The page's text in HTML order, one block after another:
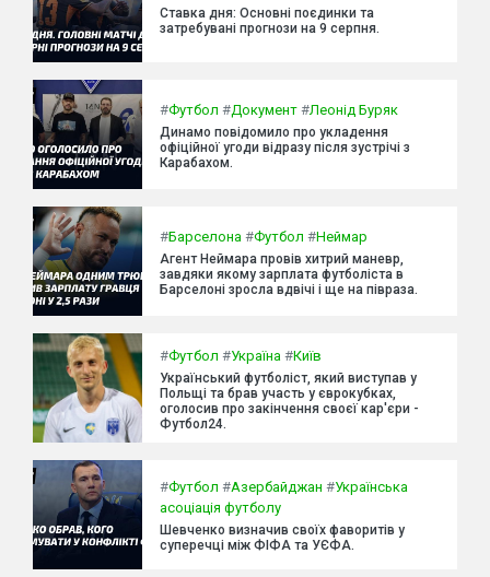
Ставка дня: Основні поєдинки та
затребувані прогнози на 9 серпня.
#Футбол #Документ #Леонід Буряк
Динамо повідомило про укладення
офіційної угоди відразу після зустрічі з
Карабахом.
#Барселона #Футбол #Неймар
Агент Неймара провів хитрий маневр,
завдяки якому зарплата футболіста в
Барселоні зросла вдвічі і ще на півраза.
#Футбол #Україна #Київ
Український футболіст, який виступав у
Польщі та брав участь у єврокубках,
оголосив про закінчення своєї кар'єри -
Футбол24.
#Футбол #Азербайджан #Українська
асоціація футболу
Шевченко визначив своїх фаворитів у
суперечці між ФІФА та УЄФА.